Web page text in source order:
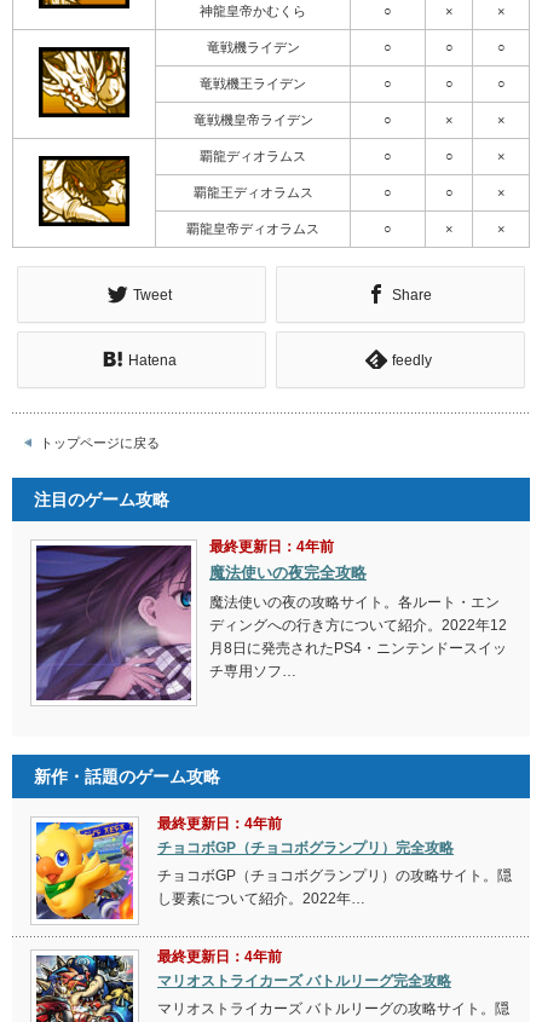
神龍皇帝かむくら ○ × ×
竜戦機ライデン ○ ○ ○
竜戦機王ライデン ○ ○ ○
竜戦機皇帝ライデン ○ × ×
覇龍ディオラムス ○ ○ ×
覇龍王ディオラムス ○ ○ ×
覇龍皇帝ディオラムス ○ × ×
Tweet Share
Hatena feedly
トップページに戻る
注目のゲーム攻略
最終更新日：4年前
魔法使いの夜完全攻略
魔法使いの夜の攻略サイト。各ルート・エン
ディングへの行き方について紹介。2022年12
月8日に発売されたPS4・ニンテンドースイッ
チ専用ソフ…
新作・話題のゲーム攻略
最終更新日：4年前
チョコボGP（チョコボグランプリ）完全攻略
チョコボGP（チョコボグランプリ）の攻略サイト。隠
し要素について紹介。2022年…
最終更新日：4年前
マリオストライカーズ バトルリーグ完全攻略
マリオストライカーズ バトルリーグの攻略サイト。隠